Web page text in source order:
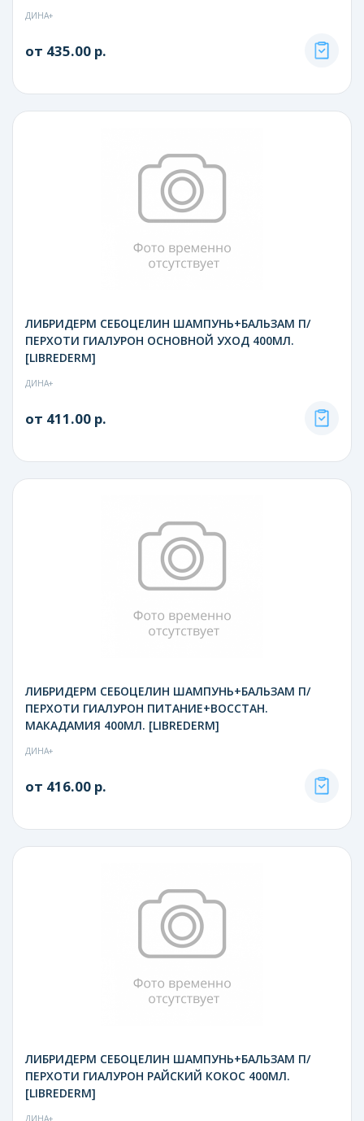
ДИНА+
от 435.00 р.
ЛИБРИДЕРМ СЕБОЦЕЛИН ШАМПУНЬ+БАЛЬЗАМ П/
ПЕРХОТИ ГИАЛУРОН ОСНОВНОЙ УХОД 400МЛ.
[LIBREDERM]
ДИНА+
от 411.00 р.
ЛИБРИДЕРМ СЕБОЦЕЛИН ШАМПУНЬ+БАЛЬЗАМ П/
ПЕРХОТИ ГИАЛУРОН ПИТАНИЕ+ВОССТАН.
МАКАДАМИЯ 400МЛ. [LIBREDERM]
ДИНА+
от 416.00 р.
ЛИБРИДЕРМ СЕБОЦЕЛИН ШАМПУНЬ+БАЛЬЗАМ П/
ПЕРХОТИ ГИАЛУРОН РАЙСКИЙ КОКОС 400МЛ.
[LIBREDERM]
ДИНА+